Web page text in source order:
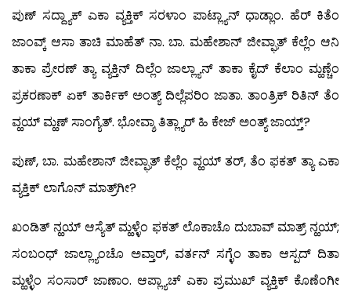
ಪುಣ್ ಸದ್ದ್ಯಾಕ್ ಎಕಾ ವ್ಯಕ್ತಿಕ್ ಸರಳಾಂ ಪಾಟ್ಲ್ಯಾನ್ ಧಾಡ್ಲಾಂ. ಹೆರ್ ಕಿತೆಂ
ಜಾಂವ್ಕ್ ಆಸಾ ತಾಚಿ ಮಾಹೆತ್ ನಾ. ಬಾ. ಮಹೇಶಾನ್ ಜೀವ್ಘಾತ್ ಕೆಲ್ಲೆಂ ಆನಿ
ತಾಕಾ ಪ್ರೇರಣ್ ತ್ಯಾ ವ್ಯಕ್ತಿನ್ ದಿಲ್ಲೆಂ ಜಾಲ್ಲ್ಯಾನ್ ತಾಕಾ ಕೈದ್ ಕೆಲಾಂ ಮ್ಹಣ್ಚೆಂ
ಪ್ರಕರಣಾಕ್ ಏಕ್ ತಾರ್ಕಿಕ್ ಅಂತ್ಯ್ ದಿಲ್ಲೆಪರಿಂ ಜಾತಾ. ತಾಂತ್ರಿಕ್ ರಿತಿನ್ ತೆಂ
ವ್ಹಯ್ ಮ್ಹಣ್ ಸಾಂಗ್ಯೆತ್. ಭೋವ್ಶಾ ತಿತ್ಲ್ಯಾರ್ ಹಿ ಕೇಜ್ ಅಂತ್ಯ್ ಜಾಯ್ತ್?
ಪುಣ್, ಬಾ. ಮಹೇಶಾನ್ ಜೀವ್ಘಾತ್ ಕೆಲ್ಲೆಂ ವ್ಹಯ್ ತರ್, ತೆಂ ಫಕತ್ ತ್ಯಾ ಎಕಾ
ವ್ಯಕ್ತಿಕ್ ಲಾಗೊನ್ ಮಾತ್ರ್‌ಗೀ?
ಖಂಡಿತ್ ನ್ಹಯ್ ಆಸ್ಯೆತ್ ಮ್ಹಳ್ಳೆಂ ಫಕತ್ ಲೊಕಾಚೊ ದುಬಾವ್ ಮಾತ್ರ್ ನ್ಹಯ್;
ಸಂಬಂಧ್ ಜಾಲ್ಲ್ಯಾಂಚೊ ಅವ್ತಾರ್, ವರ್ತನ್ ಸಗ್ಳೆಂ ತಾಕಾ ಆಸ್ಪದ್ ದಿತಾ
ಮ್ಹಳ್ಳೆಂ ಸಂಸಾರ್ ಜಾಣಾಂ. ಆಪ್ಲ್ಯಾಚ್ ಎಕಾ ಪ್ರಮುಖ್ ವ್ಯಕ್ತಿಕ್ ಕೊಣೆಂಗೀ